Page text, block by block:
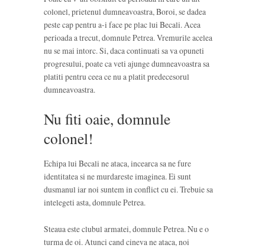
colonel, prietenul dumneavoastra, Boroi, se dadea
peste cap pentru a-i face pe plac lui Becali. Acea
perioada a trecut, domnule Petrea. Vremurile acelea
nu se mai intorc. Si, daca continuati sa va opuneti
progresului, poate ca veti ajunge dumneavoastra sa
platiti pentru ceea ce nu a platit predecesorul
dumneavoastra.
Nu fiti oaie, domnule
colonel!
Echipa lui Becali ne ataca, incearca sa ne fure
identitatea si ne murdareste imaginea. Ei sunt
dusmanul iar noi suntem in conflict cu ei. Trebuie sa
intelegeti asta, domnule Petrea.
Steaua este clubul armatei, domnule Petrea. Nu e o
turma de oi. Atunci cand cineva ne ataca, noi